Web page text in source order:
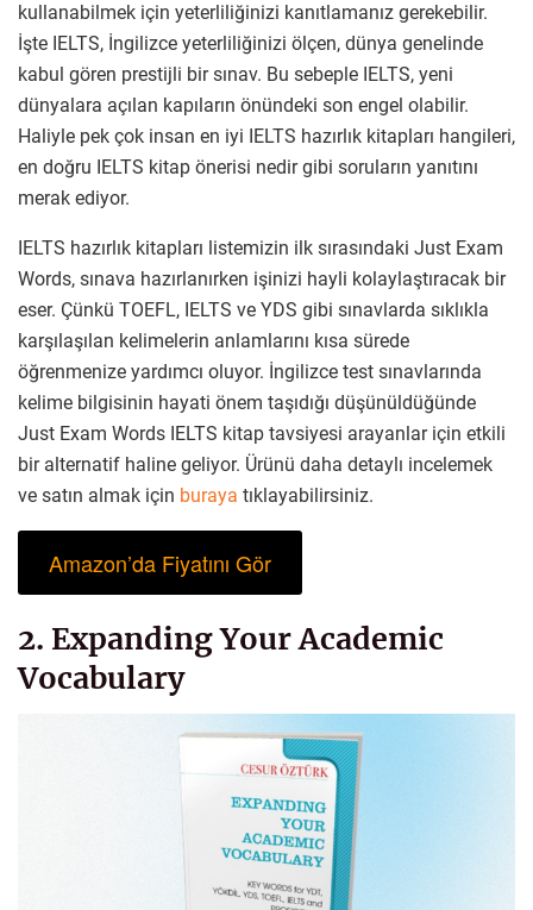
kullanabilmek için yeterliliğinizi kanıtlamanız gerekebilir.
İşte IELTS, İngilizce yeterliliğinizi ölçen, dünya genelinde
kabul gören prestijli bir sınav. Bu sebeple IELTS, yeni
dünyalara açılan kapıların önündeki son engel olabilir.
Haliyle pek çok insan en iyi IELTS hazırlık kitapları hangileri,
en doğru IELTS kitap önerisi nedir gibi soruların yanıtını
merak ediyor.
IELTS hazırlık kitapları listemizin ilk sırasındaki Just Exam
Words, sınava hazırlanırken işinizi hayli kolaylaştıracak bir
eser. Çünkü TOEFL, IELTS ve YDS gibi sınavlarda sıklıkla
karşılaşılan kelimelerin anlamlarını kısa sürede
öğrenmenize yardımcı oluyor. İngilizce test sınavlarında
kelime bilgisinin hayati önem taşıdığı düşünüldüğünde
Just Exam Words IELTS kitap tavsiyesi arayanlar için etkili
bir alternatif haline geliyor. Ürünü daha detaylı incelemek
ve satın almak için buraya tıklayabilirsiniz.
Amazon’da Fiyatını Gör
2. Expanding Your Academic
Vocabulary